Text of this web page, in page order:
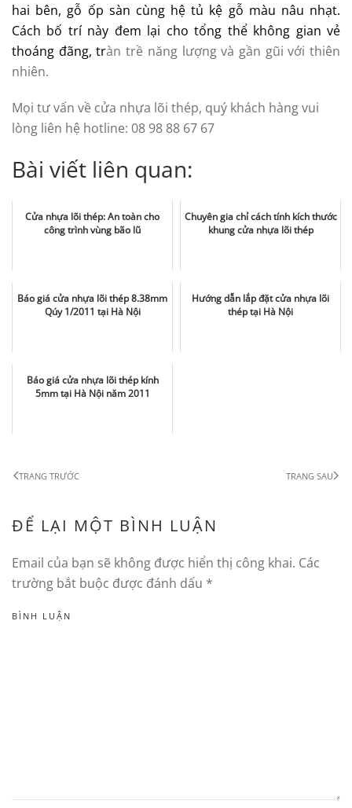
hai bên, gỗ ốp sàn cùng hệ tủ kệ gỗ màu nâu nhạt.
Cách bố trí này đem lại cho tổng thể không gian vẻ
thoáng đãng, tràn trề năng lượng và gần gũi với thiên
nhiên.
Mọi tư vấn về cửa nhựa lõi thép, quý khách hàng vui
lòng liên hệ hotline: 08 98 88 67 67
Bài viết liên quan:
Cửa nhựa lõi thép: An toàn cho
công trình vùng bão lũ
Chuyên gia chỉ cách tính kích thước
khung cửa nhựa lõi thép
Báo giá cửa nhựa lõi thép 8.38mm
Qúy 1/2011 tại Hà Nội
Hướng dẫn lắp đặt cửa nhựa lõi
thép tại Hà Nội
Báo giá cửa nhựa lõi thép kính
5mm tại Hà Nội năm 2011
TRANG TRƯỚC TRANG SAU
ĐỂ LẠI MỘT BÌNH LUẬN
Email của bạn sẽ không được hiển thị công khai. Các
trường bắt buộc được đánh dấu *
BÌNH LUẬN